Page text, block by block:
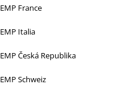
EMP France
EMP Italia
EMP Česká Republika
EMP Schweiz